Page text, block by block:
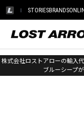
STORIESBRANDS
株式会社ロストアローの輸入
ブルーシープ
ホーム > アウトレット >